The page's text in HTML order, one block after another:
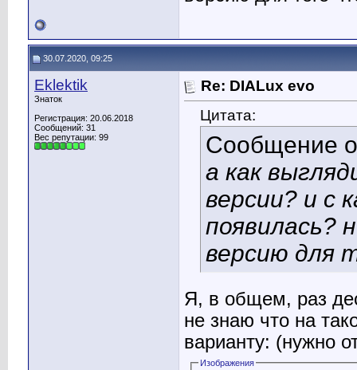
30.07.2020, 09:25
Eklektik
Знаток
Регистрация: 20.06.2018
Сообщений: 31
Вес репутации: 99
Re: DIALux evo
Цитата:
Сообщение
а как
версии? и с
появилась?
версию для
Я, в общем, раз
не знаю что на
варианту: (нужно
Изображения